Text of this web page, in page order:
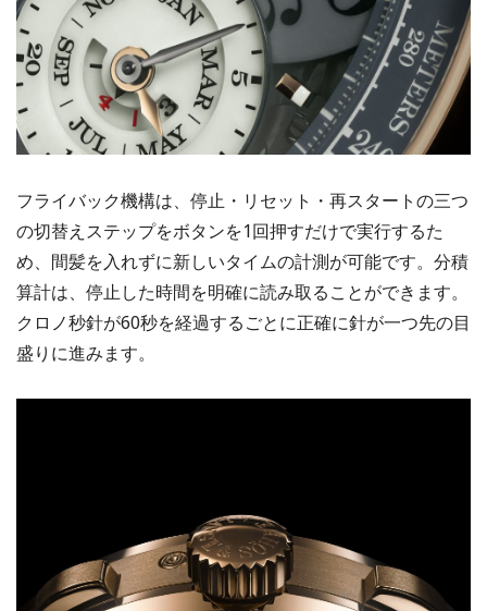
フライバック機構は、停止・リセット・再スタートの三つ
の切替えステップをボタンを1回押すだけで実行するた
め、間髪を入れずに新しいタイムの計測が可能です。分積
算計は、停止した時間を明確に読み取ることができます。
クロノ秒針が60秒を経過するごとに正確に針が一つ先の目
盛りに進みます。